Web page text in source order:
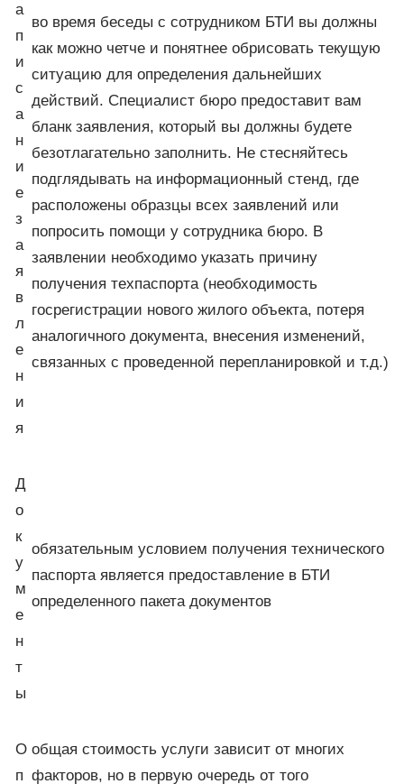
а
п
и
с
а
н
и
е
з
а
я
в
л
е
н
и
я
во время беседы с сотрудником БТИ вы должны
как можно четче и понятнее обрисовать текущую
ситуацию для определения дальнейших
действий. Специалист бюро предоставит вам
бланк заявления, который вы должны будете
безотлагательно заполнить. Не стесняйтесь
подглядывать на информационный стенд, где
расположены образцы всех заявлений или
попросить помощи у сотрудника бюро. В
заявлении необходимо указать причину
получения техпаспорта (необходимость
госрегистрации нового жилого объекта, потеря
аналогичного документа, внесения изменений,
связанных с проведенной перепланировкой и т.д.)
Д
о
к
у
м
е
н
т
ы
обязательным условием получения технического
паспорта является предоставление в БТИ
определенного пакета документов
О
п
общая стоимость услуги зависит от многих
факторов, но в первую очередь от того